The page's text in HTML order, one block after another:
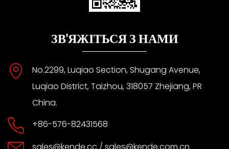
ЗВ'ЯЖІТЬСЯ З НАМИ
No.2299, Luqiao Section, Shugang Avenue,
Luqiao District, Taizhou, 318057 Zhejiang, PR
China.
+86-576-82431568